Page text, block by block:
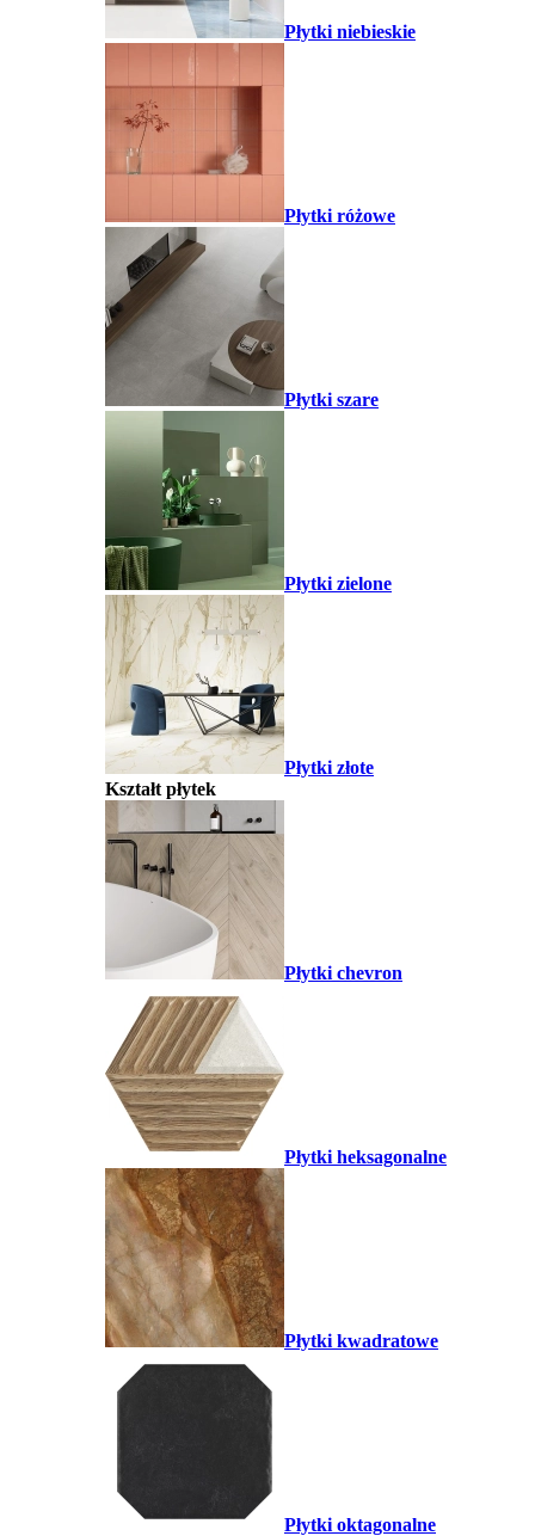
Płytki niebieskie
Płytki różowe
Płytki szare
Płytki zielone
Płytki złote
Kształt płytek
Płytki chevron
Płytki heksagonalne
Płytki kwadratowe
Płytki oktagonalne